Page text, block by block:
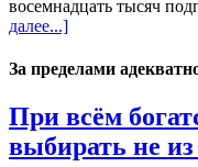
восемнадцать тысяч
далее...]
За пределами
При всём
выбирать не из